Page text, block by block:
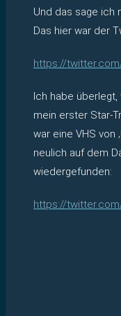
Und das sage ich
Das hier war der
https://
Ich habe
mein erster Star-
war eine VHS von
neulich auf dem
wiedergefunden:
https://